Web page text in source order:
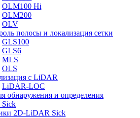
OLM100 Hi
OLM200
OLV
полосы и локализация сетки
GLS100
GLS6
MLS
OLS
с LiDAR
LiDAR-LOC
обнаружения и определения
Sick
2D-LiDAR Sick